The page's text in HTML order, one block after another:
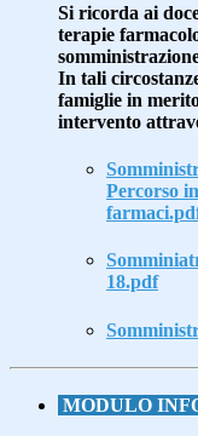
Si ricorda ai
terapie
In tali
famiglie in
intervento
Percorso
18.pdf
MODULO